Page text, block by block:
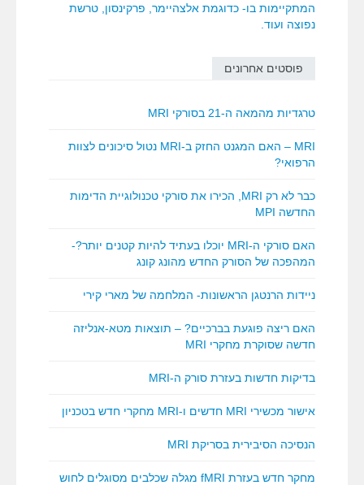
המתקיימות בו- כדוגמת אלצהיימר, פרקינסון, טרשת
נפוצה ועוד.
פוסטים אחרונים
טרגדיות מהמאה ה-21 בסורקי MRI
MRI – האם המגנט החזק ב-MRI נטול סיכונים לצוות
הרפואי?
כבר לא רק MRI, הכירו את סורקי טכנולוגיית הדימות
החדשה MPI
האם סורקי ה-MRI יוכלו בעתיד להיות קטנים יותר?-
המהפכה של הסורק החדש מהונג קונג
ניידות הרנטגן הראשונות- המלחמה של מארי קירי
האם ריצה פוגעת בברכיים? – תוצאות מטא-אנליזה
חדשה שסוקרת מחקרי MRI
בדיקות חדשות בעזרת סורק ה-MRI
אישור מכשירי MRI חדשים ו-MRI מחקרי חדש בטכניון
הנסיכה הסיבירית בסריקת MRI
מחקר חדש בעזרת fMRI מגלה שכלבים מסוגלים לחוש